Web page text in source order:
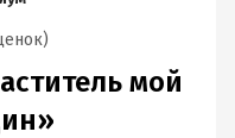
)
мой